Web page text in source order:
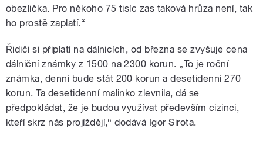
obezlička. Pro někoho 75 tisíc zas taková hrůza není, tak
ho prostě zaplatí.“
Řidiči si připlatí na dálnicích, od března se zvyšuje cena
dálniční známky z 1500 na 2300 korun. „To je roční
známka, denní bude stát 200 korun a desetidenní 270
korun. Ta desetidenní malinko zlevnila, dá se
předpokládat, že je budou využívat především cizinci,
kteří skrz nás projíždějí,“ dodává Igor Sirota.